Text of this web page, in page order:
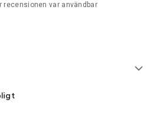
recensionen var användbar
expand_more